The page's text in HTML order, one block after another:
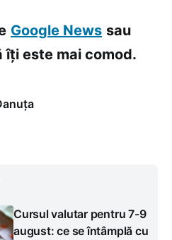
Google News sau
îți este mai comod.
Cursul valutar pentru 7-9
august: ce se întâmplă cu